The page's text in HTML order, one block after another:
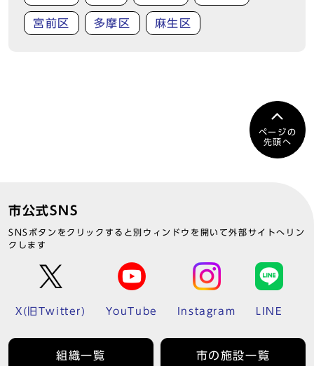
宮前区 多摩区 麻生区
ページの
先頭へ
市公式SNS
SNSボタンをクリックすると別ウィンドウを開いて外部サイトへリン
クします
X(旧Twitter) YouTube Instagram LINE
組織一覧 市の施設一覧